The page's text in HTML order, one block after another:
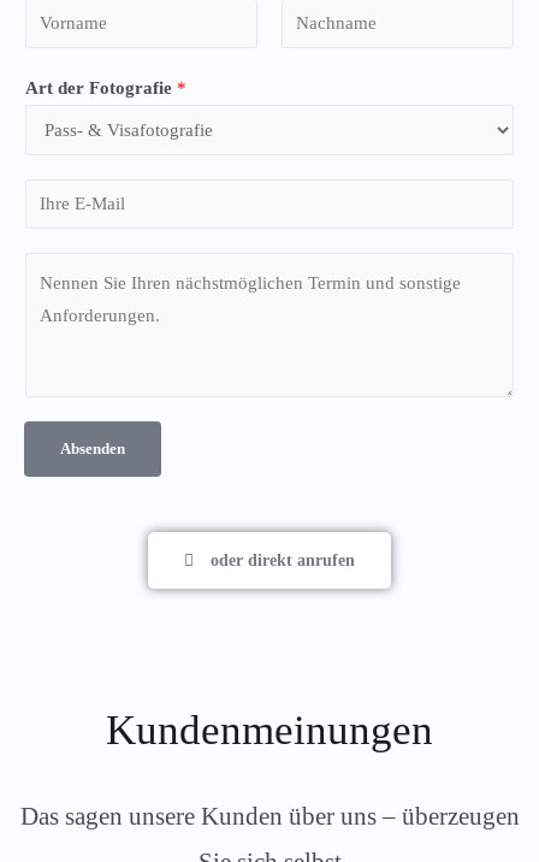
Art der Fotografie *
Absenden
oder direkt anrufen
Kundenmeinungen
Das sagen unsere Kunden über uns – überzeugen